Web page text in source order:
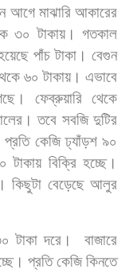
আগে মাঝারি আকারের
৩০ টাকায়।
গতকাল
পাঁচ টাকা। বেগুন
৬০ টাকায়। এভাবে
ফেব্রুয়ারি থেকে
তবে সবজি দুটির
প্রতি কেজি ঢ্যাঁড়শ ৯০
টাকায় বিক্রি হচ্ছে।
কিছুটা বেড়েছে আলুর
টাকা দরে।
বাজারে
প্রতি কেজি কিনতে